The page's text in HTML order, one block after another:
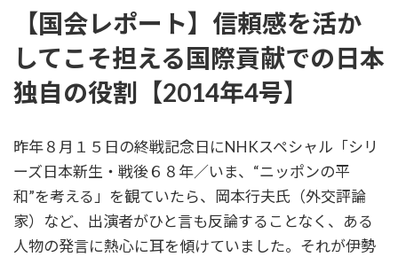
【国会レポート】信頼感を活か
してこそ担える国際貢献での日本
独自の役割【2014年4号】
昨年８月１５日の終戦記念日にNHKスペシャル「シリ
ーズ日本新生・戦後６８年／いま、“ニッポンの平
和”を考える」を観ていたら、岡本行夫氏（外交評論
家）など、出演者がひと言も反論することなく、ある
人物の発言に熱心に耳を傾けていました。それが伊勢